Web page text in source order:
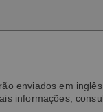
enviados em
informações,